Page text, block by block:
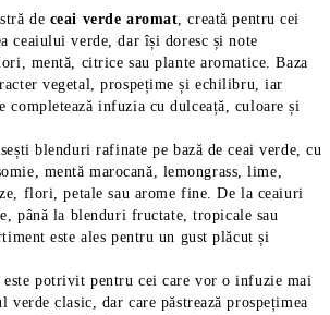
de ceai verde aromat, creată pentru cei
ceaiului verde, dar își doresc și note
mentă, citrice sau plante aromatice. Baza
vegetal, prospețime și echilibru, iar
completează infuzia cu dulceață, culoare și
blenduri rafinate pe bază de ceai verde, cu
mentă marocană, lemongrass, lime,
flori, petale sau arome fine. De la ceaiuri
până la blenduri fructate, tropicale sau
este ales pentru un gust plăcut și
este potrivit pentru cei care vor o infuzie mai
verde clasic, dar care păstrează prospețimea